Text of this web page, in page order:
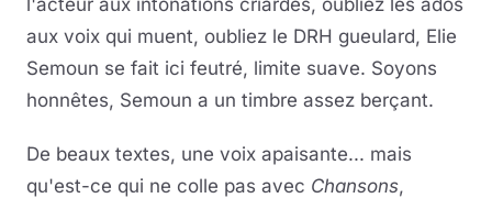
l'acteur aux intonations criardes, oubliez les ados
aux voix qui muent, oubliez le DRH gueulard, Elie
Semoun se fait ici feutré, limite suave. Soyons
honnêtes, Semoun a un timbre assez berçant.
De beaux textes, une voix apaisante... mais
qu'est-ce qui ne colle pas avec Chansons,